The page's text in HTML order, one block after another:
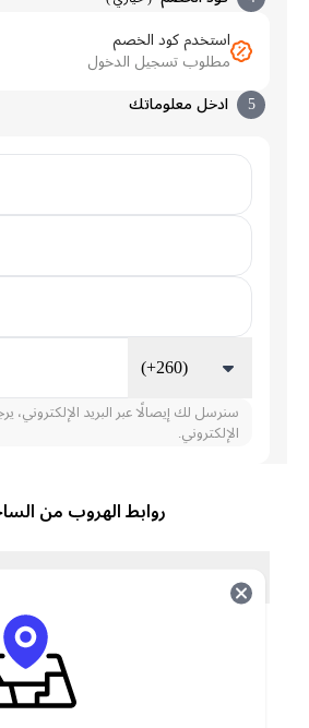
استخدم كود الخصم
مطلوب تسجيل الدخول
ادخل معلوماتك
(+260)
سنرسل لك إيصالًا عبر البريد الإلكتروني، يرجى
الإلكتروني.
روابط الهروب من الساحة FAQ
is a free-to-play immersive tactical first-
on mobile. Featuring a deadly open world
Dark Zone, Arena Breakout allows you to
an honorable task force member or an
rogue. Carefully monitor your vitals with